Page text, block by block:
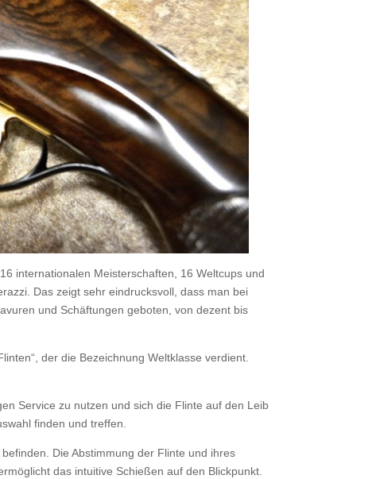
internationalen Meisterschaften, 16 Weltcups und
Das zeigt sehr eindrucksvoll, dass man bei
und Schäftungen geboten, von dezent bis
der die Bezeichnung Weltklasse verdient.
Service zu nutzen und sich die Flinte auf den Leib
finden und treffen.
Die Abstimmung der Flinte und ihres
das intuitive Schießen auf den Blickpunkt.